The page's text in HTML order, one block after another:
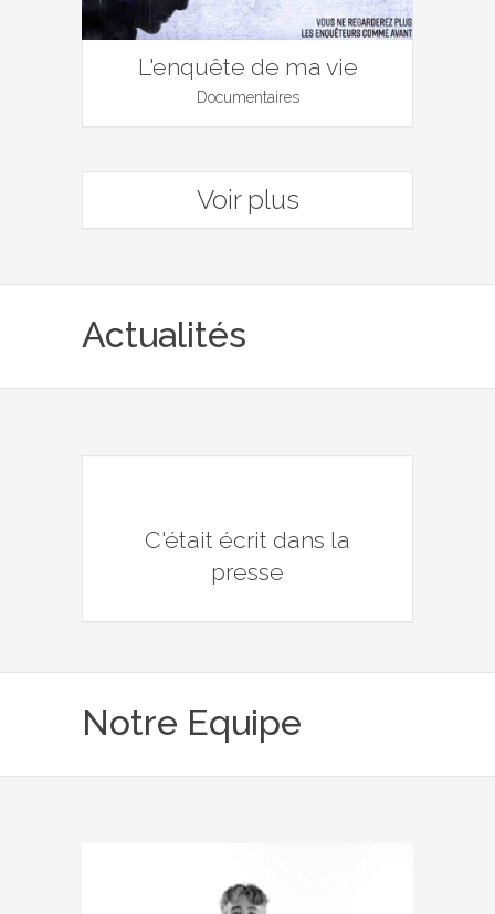
L'enquête de ma vie
Documentaires
Voir plus
Actualités
C'était écrit dans la
presse
Notre Equipe